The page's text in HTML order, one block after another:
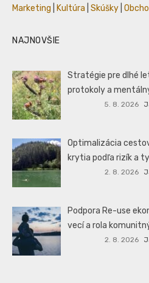
Marketing
Kultúra Skúšky
NAJNOVŠIE
Stratégie pre dlhé
protokoly a
5. 8. 2026
Optimalizácia
krytia podľa rizík a
2. 8. 2026
Podpora Re-use
vecí a rola
2. 8. 2026